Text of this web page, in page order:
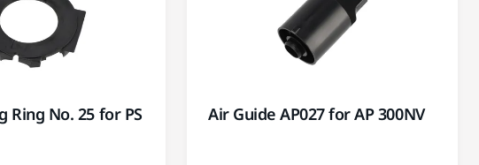
Ring No. 25 for PS
Air Guide AP027 for AP 300NV